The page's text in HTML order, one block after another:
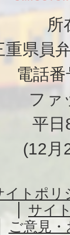
所
重県員
電話番
ファ
平日
(12月
イトポリ
サイ
ご意見